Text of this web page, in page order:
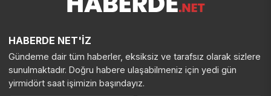
HABERDE NET'İZ
Gündeme dair tüm haberler, eksiksiz ve tarafsız olarak sizlere
sunulmaktadır. Doğru habere ulaşabilmeniz için yedi gün
yirmidört saat işimizin başındayız.